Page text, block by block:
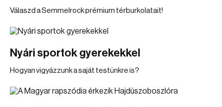
Válaszd a Semmelrock prémium térburkolatait!
Nyári sportok gyerekekkel
Hogyan vigyázzunk a saját testünkre is?